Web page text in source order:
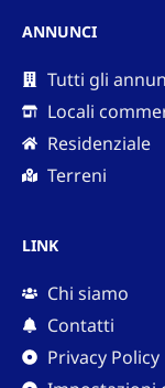
ANNUNCI
Tutti gli
Locali
Residenziale
Terreni
LINK
Chi siamo
Contatti
Privacy Policy